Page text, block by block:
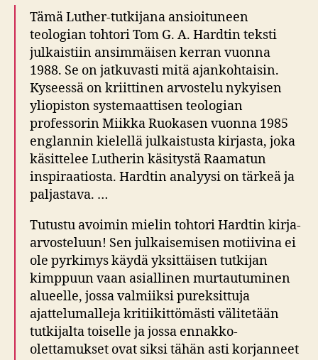
Tämä Luther-tutkijana ansioituneen
teologian tohtori Tom G. A. Hardtin teksti
julkaistiin ansimmäisen kerran vuonna
1988. Se on jatkuvasti mitä ajankohtaisin.
Kyseessä on kriittinen arvostelu nykyisen
yliopiston systemaattisen teologian
professorin Miikka Ruokasen vuonna 1985
englannin kielellä julkaistusta kirjasta, joka
käsittelee Lutherin käsitystä Raamatun
inspiraatiosta. Hardtin analyysi on tärkeä ja
paljastava. …
Tutustu avoimin mielin tohtori Hardtin kirja-
arvosteluun! Sen julkaisemisen motiivina ei
ole pyrkimys käydä yksittäisen tutkijan
kimppuun vaan asiallinen murtautuminen
alueelle, jossa valmiiksi pureksittuja
ajattelumalleja kritiikittömästi välitetään
tutkijalta toiselle ja jossa ennakko-
olettamukset ovat siksi tähän asti korjanneet